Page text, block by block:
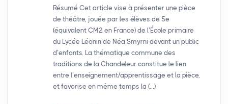
Résumé Cet article vise à présenter une pièce
de théâtre, jouée par les élèves de 5e
(équivalent CM2 en France) de l’École primaire
du Lycée Léonin de Néa Smyrni devant un public
d’enfants. La thématique commune des
traditions de la Chandeleur constitue le lien
entre l’enseignement/apprentissage et la pièce,
et favorise en même temps la (…)